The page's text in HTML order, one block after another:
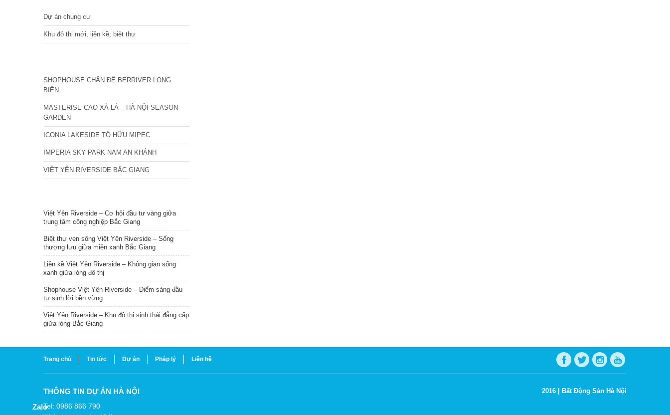
Dự án chung cư
Khu đô thị mới, liền kề, biệt thự
SHOPHOUSE CHÂN ĐẾ BERRIVER LONG
BIÊN
MASTERISE CAO XÀ LÁ – HÀ NỘI SEASON
GARDEN
ICONIA LAKESIDE TỐ HỮU MIPEC
IMPERIA SKY PARK NAM AN KHÁNH
VIỆT YÊN RIVERSIDE BẮC GIANG
Việt Yên Riverside – Cơ hội đầu tư vàng giữa
trung tâm công nghiệp Bắc Giang
Biệt thự ven sông Việt Yên Riverside – Sống
thượng lưu giữa miền xanh Bắc Giang
Liền kề Việt Yên Riverside – Không gian sống
xanh giữa lòng đô thị
Shophouse Việt Yên Riverside – Điểm sáng đầu
tư sinh lời bền vững
Việt Yên Riverside – Khu đô thị sinh thái đẳng cấp
giữa lòng Bắc Giang
Trang chủ Tin tức Dự án Pháp lý Liên hệ
THÔNG TIN DỰ ÁN HÀ NỘI
Tel: 0986 866 790
2016 | Bất Động Sản Hà Nội
Zalo